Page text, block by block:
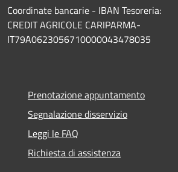
Coordinate bancarie - IBAN Tesoreria:
CREDIT AGRICOLE CARIPARMA-
IT79A0623056710000043478035
Prenotazione appuntamento
Segnalazione disservizio
Leggi le FAQ
Richiesta di assistenza